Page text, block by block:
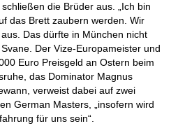
die Brüder aus. „Ich bin
das Brett zaubern werden. Wir
Das dürfte in München nicht
Der Vize-Europameister und
Euro Preisgeld an Ostern beim
das Dominator Magnus
verweist dabei auf zwei
German Masters, „insofern wird
für uns sein“.